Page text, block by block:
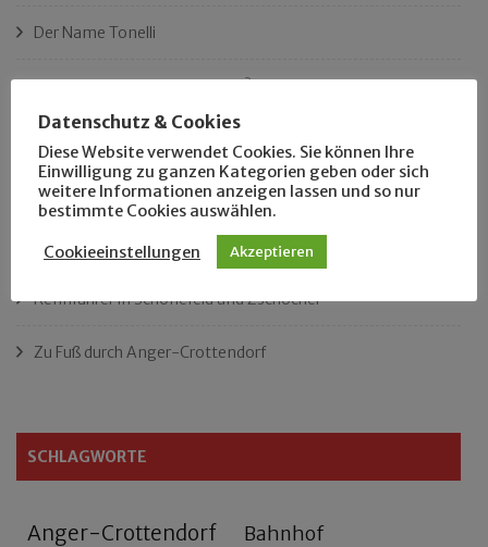
Der Name Tonelli
Ist das Leipzigs längster Platz?
Das neue Eutritzsch-Buch
Der Leipziger Schmiedetag von 1904
Rennfahrer in Schönefeld und Zschocher
Zu Fuß durch Anger-Crottendorf
SCHLAGWORTE
Anger-Crottendorf Bahnhof
Datenschutz & Cookies
Diese Website verwendet Cookies. Sie können Ihre
Einwilligung zu ganzen Kategorien geben oder sich
weitere Informationen anzeigen lassen und so nur
bestimmte Cookies auswählen.
Cookieeinstellungen Akzeptieren